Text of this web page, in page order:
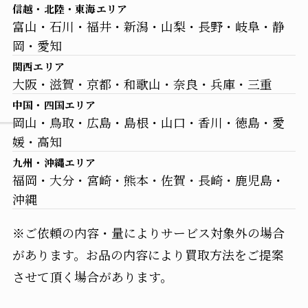
信越・北陸・東海エリア
富山・石川・福井・新潟・山梨・長野・岐阜・静
岡・愛知
関西エリア
大阪・滋賀・京都・和歌山・奈良・兵庫・三重
中国・四国エリア
岡山・鳥取・広島・島根・山口・香川・徳島・愛
媛・高知
九州・沖縄エリア
福岡・大分・宮崎・熊本・佐賀・長崎・鹿児島・
沖縄
※ご依頼の内容・量によりサービス対象外の場合
があります。お品の内容により買取方法をご提案
させて頂く場合があります。